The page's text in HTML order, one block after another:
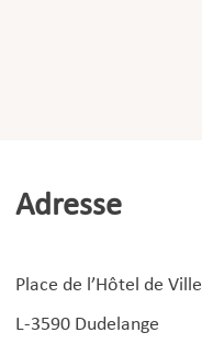
Adresse
Place de l’Hôtel de Ville
L-3590 Dudelange